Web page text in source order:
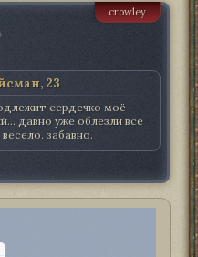
crowley
23
сердечко моё
давно уже облезли все
забавно.